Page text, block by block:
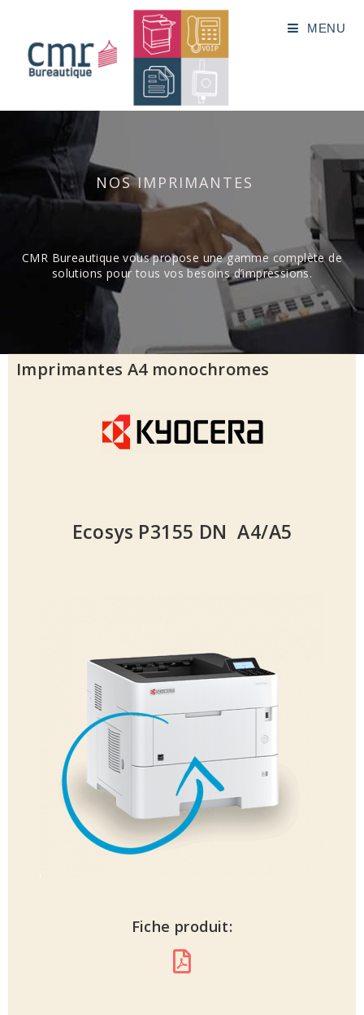
MENU
NOS IMPRIMANTES
CMR Bureautique vous propose une gamme complète de
solutions pour tous vos besoins d’impressions.
Imprimantes A4 monochromes
Ecosys P3155 DN A4/A5
Fiche produit: